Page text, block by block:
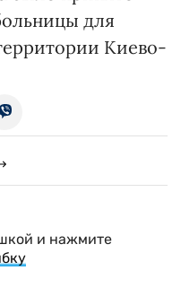
для
Киево-
и нажмите